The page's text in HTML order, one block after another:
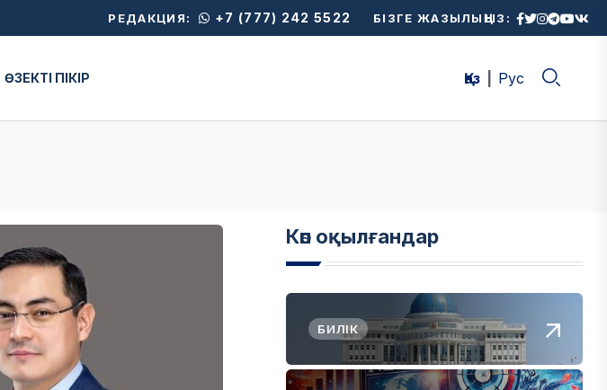
РЕДАКЦИЯ: +7 (777) 242 5522 БІЗГЕ ЖАЗЫЛЫҢЫЗ:
ӨЗЕКТІ ПІКІР Қаз Рус
Көп оқылғандар
БИЛІК